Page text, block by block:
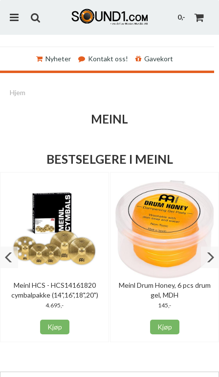
0,-
Nyheter Kontakt oss! Gavekort
Hjem
MEINL
BESTSELGERE I MEINL
Meinl HCS - HCS14161820
cymbalpakke (14",16",18",20")
4.695,-
Kjøp
Meinl Drum Honey, 6 pcs drum
gel, MDH
145,-
Kjøp